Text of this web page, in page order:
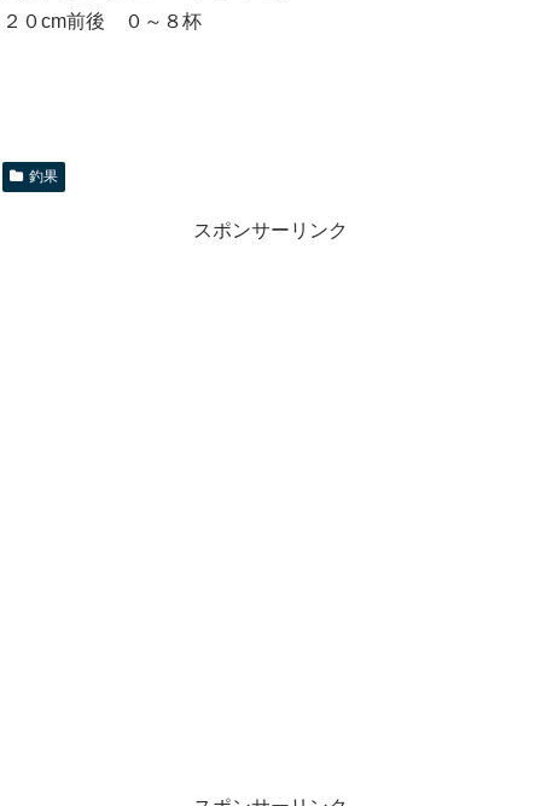
２０cm前後 ０～８杯
釣果
スポンサーリンク